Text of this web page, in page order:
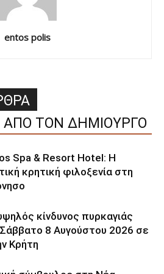
entos polis
ΑΠΟ ΤΟΝ ΔΗΜΙΟΥΡΓΟ
Spa & Resort Hotel: Η
κρητική φιλοξενία στη
κίνδυνος πυρκαγιάς
Σάββατο 8 Αυγούστου 2026 σε
Κρήτη